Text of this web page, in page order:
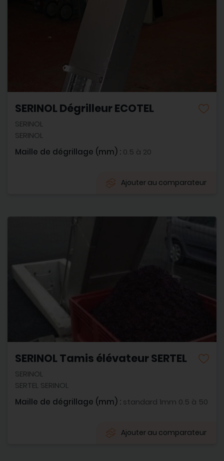
SERINOL Dégrilleur ECOTEL
SERINOL
SERINOL
Maille de dégrillage (mm) : 0.5 à 20
Ajouter au comparateur
SERINOL Tamis élévateur SERTEL
SERINOL
SERTEL SERINOL
Maille de dégrillage (mm) : standard 1mm 0.5 à 50
Ajouter au comparateur